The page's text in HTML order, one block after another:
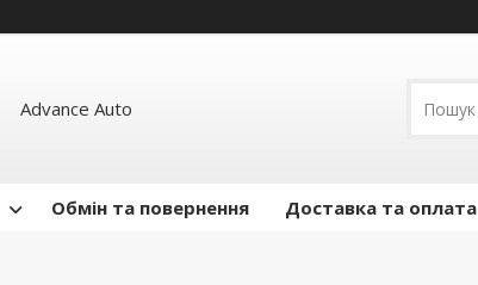
Advance Auto
Обмін та повернення Доставка та оплата